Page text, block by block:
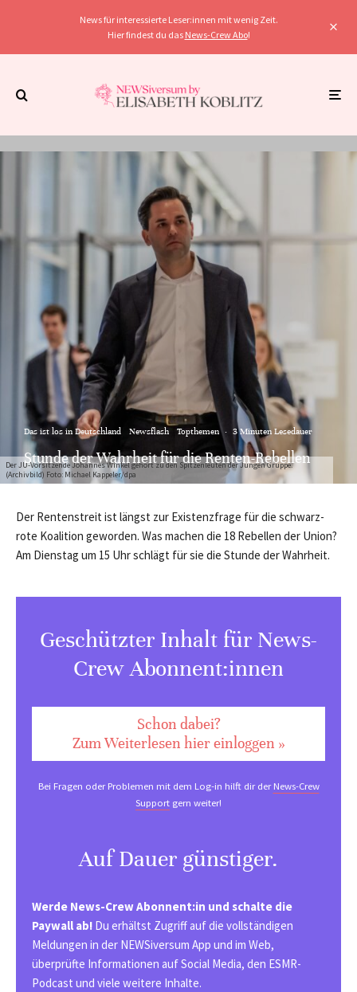
News für interessierte Leser:innen mit wenig Zeit.
Hier findest du das News-Crew Abo!
Der JU-Vorsitzende Johannes Winkel gehört zu den Spitzenleuten der Jungen Gruppe.
(Archivbild) Foto: Michael Kappeler/dpa
Das ist los in Deutschland Newsflash Topthemen · 3 Minuten Lesedauer
Stunde der Wahrheit für die Renten-Rebellen
Der Rentenstreit ist längst zur Existenzfrage für die schwarz-
rote Koalition geworden. Was machen die 18 Rebellen der Union?
Am Dienstag um 15 Uhr schlägt für sie die Stunde der Wahrheit.
Geschützter Inhalt für News-
Crew Abonnent:innen
Schon dabei?
Zum Weiterlesen hier einloggen »
Bei Fragen oder Problemen mit dem Log-in hilft dir derNews-Crew
Support gern weiter!
Auf Dauer günstiger.
Werde News-Crew Abonnent:in und schalte die
Paywall ab! Du erhältst Zugriff auf die vollständigen
Meldungen in der NEWSiversum App und im Web,
überprüfte Informationen auf Social Media, den ESMR-
Podcast und viele weitere Inhalte.